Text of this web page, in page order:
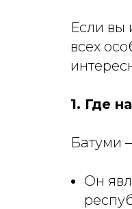
Если вы
всех
1. Где
Батуми
Он